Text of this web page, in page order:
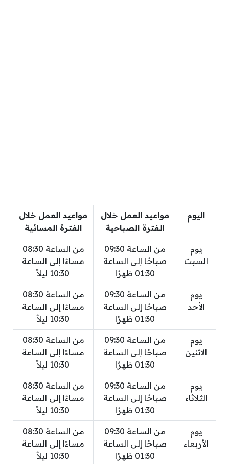
اليوم
مواعيد العمل خلال
الفترة الصباحية
مواعيد العمل خلال
الفترة المسائية
يوم
السبت
من الساعة 09:30
صباحًا إلى الساعة
01:30 ظهرًا
من الساعة 08:30
مساءًا إلى الساعة
10:30 ليلاً
يوم
الأحد
من الساعة 09:30
صباحًا إلى الساعة
01:30 ظهرًا
من الساعة 08:30
مساءًا إلى الساعة
10:30 ليلاً
يوم
الاثنين
من الساعة 09:30
صباحًا إلى الساعة
01:30 ظهرًا
من الساعة 08:30
مساءًا إلى الساعة
10:30 ليلاً
يوم
الثلاثاء
من الساعة 09:30
صباحًا إلى الساعة
01:30 ظهرًا
من الساعة 08:30
مساءًا إلى الساعة
10:30 ليلاً
يوم
الأربعاء
من الساعة 09:30
صباحًا إلى الساعة
01:30 ظهرًا
من الساعة 08:30
مساءًا إلى الساعة
10:30 ليلاً